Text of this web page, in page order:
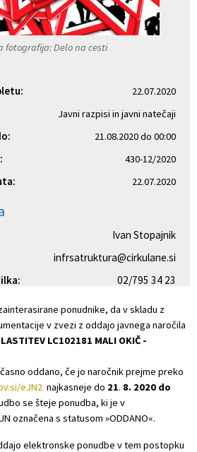
fotografija: Delo na cesti
22.07.2020
Javni razpisi in javni natečaji
21.08.2020 do 00:00
430-12/2020
22.07.2020
Ivan Stopajnik
infrsatruktura@cirkulane.si
02/795 34 23
ponudnike, da v skladu z
v zvezi z oddajo javnega naročila
LC102181 MALI OKIČ -
oddano, če jo naročnik prejme preko
eJN2 najkasneje do 21. 8. 2020 do
se šteje ponudba, ki je v
označena s statusom »ODDANO«.
elektronske ponudbe v tem postopku